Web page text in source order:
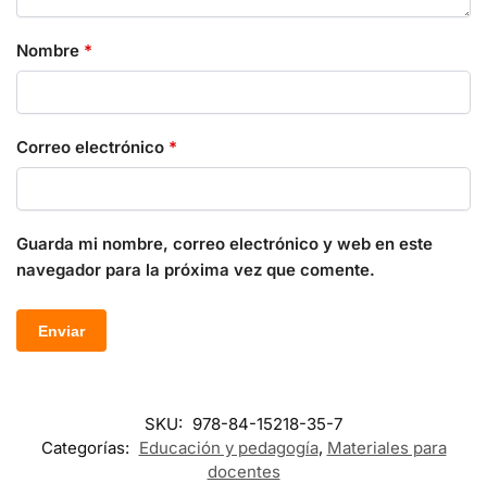
Nombre *
Correo electrónico *
Guarda mi nombre, correo electrónico y web en este
navegador para la próxima vez que comente.
SKU: 978-84-15218-35-7
Categorías: Educación y pedagogía, Materiales para
docentes